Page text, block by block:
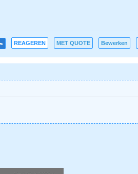
REAGEREN MET QUOTE Bewerken